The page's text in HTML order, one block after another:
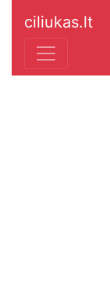
ciliukas.lt